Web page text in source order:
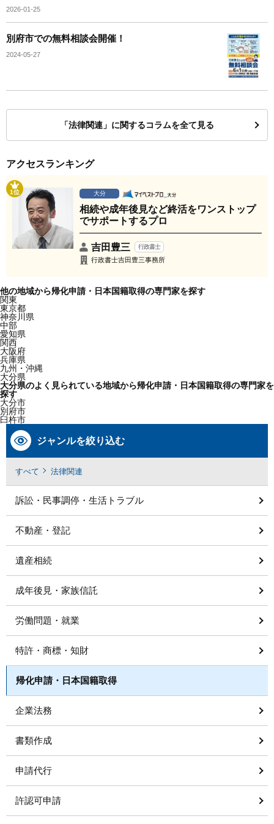
2026-01-25
別府市での無料相談会開催！
2024-05-27
「法律関連」に関するコラムを全て見る
アクセスランキング
1位 大分
相続や成年後見など終活をワンストップ
でサポートするプロ
吉田豊三 行政書士
行政書士吉田豊三事務所
他の地域から帰化申請・日本国籍取得の専門家を探す
関東
東京都
神奈川県
中部
愛知県
関西
大阪府
兵庫県
九州・沖縄
大分県
大分県のよく見られている地域から帰化申請・日本国籍取得の専門家を
探す
大分市
別府市
臼杵市
ジャンルを絞り込む
すべて 法律関連
訴訟・民事調停・生活トラブル
不動産・登記
遺産相続
成年後見・家族信託
労働問題・就業
特許・商標・知財
帰化申請・日本国籍取得
企業法務
書類作成
申請代行
許認可申請